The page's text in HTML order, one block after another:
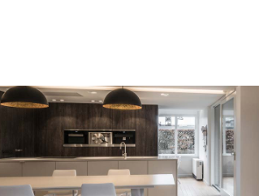
Lazuurverf
milieuvriendelijk.